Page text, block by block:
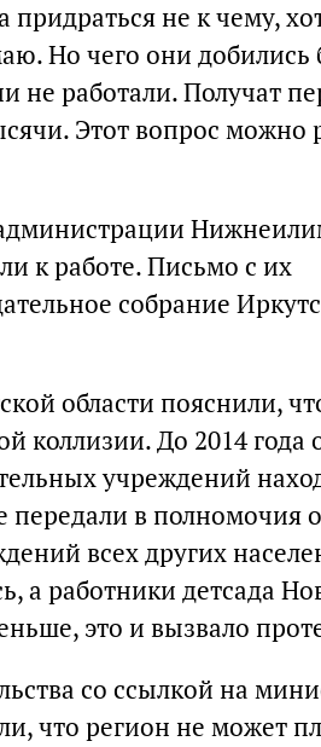
придраться не к чему,
Но чего они добились
не работали. Получат
Этот вопрос можно
к работе. Письмо с их
собрание
области пояснили,
коллизии. До 2014 года
учреждений
в полномочия
всех других
а работники детсада
это и вызвало
со ссылкой на
что регион не может